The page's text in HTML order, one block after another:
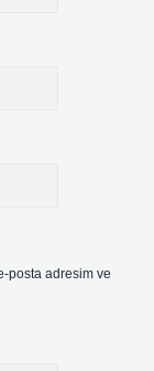
posta adresim ve